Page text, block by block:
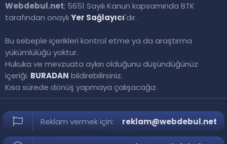
Webdebul.net; 5651 Sayılı Kanun kapsamında BTK
tarafından onaylı Yer Sağlayıcı'dır.
Bu sebeple içerikleri kontrol etme ya da araştırma
yükümlülüğü yoktur.
Hukuka ve mevzuata aykırı olduğunu düşündüğünüz
içeriği. BURADAN bildirebilirsiniz.
Kısa sürede dönüş yapmaya çalışacağız.
Reklam vermek için: reklam@webdebul.net